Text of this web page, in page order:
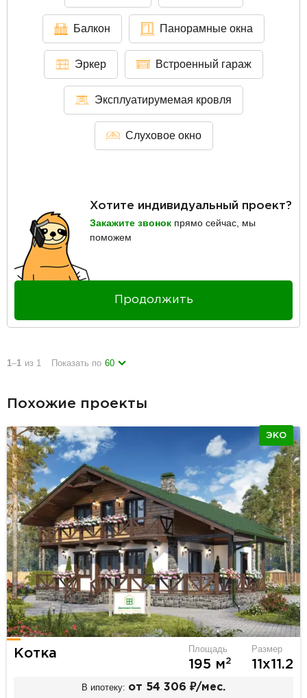
Балкон Панорамные окна
Эркер Встроенный гараж
Эксплуатирумемая кровля
Слуховое окно
Хотите индивидуальный проект?
Закажите звонок прямо сейчас, мы
поможем
Продолжить
1–1 из 1 Показать по 60
Похожие проекты
ЭКО
Котка Площадь
195 м2
Размер
11х11.2
В ипотеку: от 54 306 ₽/мес.